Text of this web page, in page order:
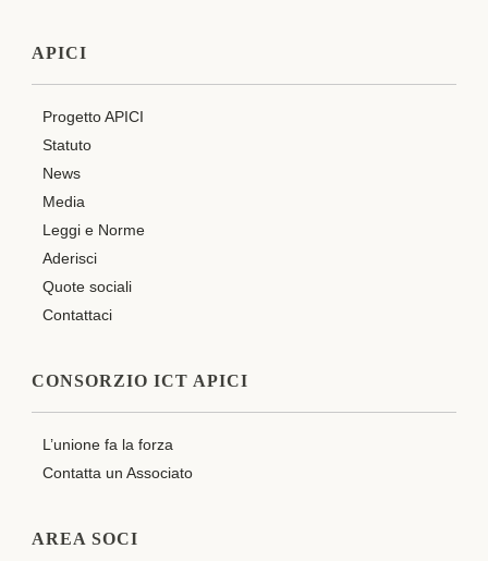
APICI
Progetto APICI
Statuto
News
Media
Leggi e Norme
Aderisci
Quote sociali
Contattaci
CONSORZIO ICT APICI
L’unione fa la forza
Contatta un Associato
AREA SOCI